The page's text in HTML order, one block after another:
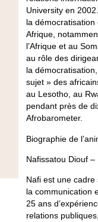
University en
la
Afrique,
l’Afrique et au
au rôle des
la
sujet » des
au Lesotho, au
pendant près de
Afrobarometer.
Biographie de
Nafissatou Diouf
Nafi est une
la communication
25 ans
relations